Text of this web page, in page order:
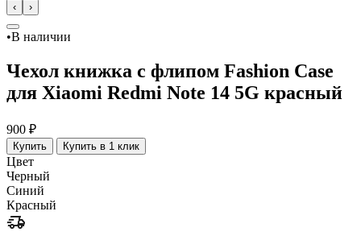
‹ ›
•В наличии
Чехол книжка с флипом Fashion Case
для Xiaomi Redmi Note 14 5G красный
900 ₽
Купить Купить в 1 клик
Цвет
Черный
Синий
Красный